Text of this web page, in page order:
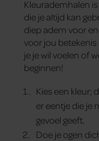
Kleurademhalen
die je altijd kan
diep adem voor
voor jou
je je wil voelen of
beginnen!
Kies een kleur;
er eentje die je
gevoel geeft.
Doe je ogen